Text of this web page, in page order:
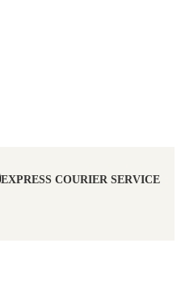
EXPRESS COURIER SERVICE